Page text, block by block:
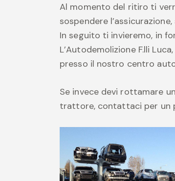
Al momento del ritiro ti
sospendere
In seguito ti invieremo, in
L’Autodemolizione F.lli
presso il nostro centro
Se invece devi rottamare
trattore, contattaci per un